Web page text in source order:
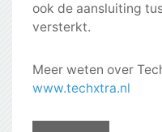
ook de aansluiting
versterkt.
Meer weten over
www.techxtra.nl